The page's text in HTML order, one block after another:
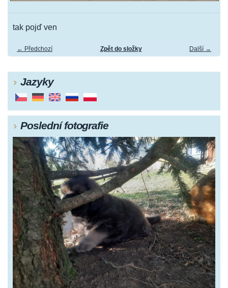
tak pojď ven
← Předchozí Další →
Zpět do složky
Jazyky
Poslední fotografie